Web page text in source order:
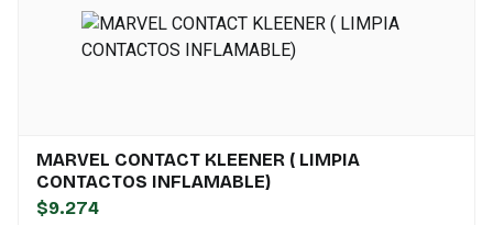
MARVEL CONTACT KLEENER ( LIMPIA
CONTACTOS INFLAMABLE)
$9.274